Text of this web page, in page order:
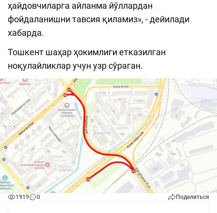
ҳайдовчиларга айланма йўллардан
фойдаланишни тавсия қиламиз», - дейилади
хабарда.
Тошкент шаҳар ҳокимлиги етказилган
ноқулайликлар учун узр сўраган.
1919 0 Поделиться